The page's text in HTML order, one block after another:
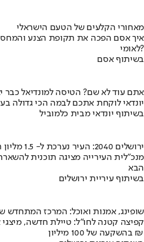
מאחורי הקלעים של הטעם הישראלי
לאומי?
בשיתוף אסם
אתם עוד לא שם? הטיסה למונדיאל כבר
יונדאי לוקחת אתכם לבמה הכי גדולה
בשיתוף יונדאי מבית כלמוביל
ירושלים 2040: העיר נערכת ל- 1.5 מליון תושבים
מנכ"לית העירייה מציגה תוכנית
הבא
בשיתוף עיריית ירושלים
שופינג, אמנות ואוכל: המרכז המתחדש
קפיצה קטנה לחו"ל: טיילת חדשה, מיצגי
בהשקעה של 100 מיליון ₪